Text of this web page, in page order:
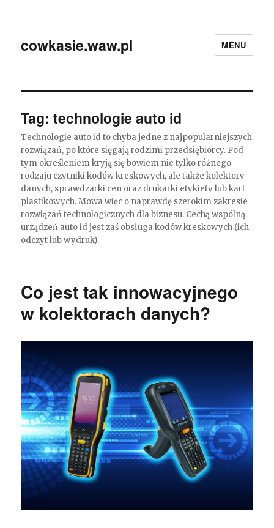
cowkasie.waw.pl MENU
Tag:technologie auto id
Technologie auto id to chyba jedne z najpopularniejszych
rozwiązań, po które sięgają rodzimi przedsiębiorcy. Pod
tym określeniem kryją się bowiem nie tylko różnego
rodzaju czytniki kodów kreskowych, ale także kolektory
danych, sprawdzarki cen oraz drukarki etykiety lub kart
plastikowych. Mowa więc o naprawdę szerokim zakresie
rozwiązań technologicznych dla biznesu. Cechą wspólną
urządzeń auto id jest zaś obsługa kodów kreskowych (ich
odczyt lub wydruk).
Co jest tak innowacyjnego
w kolektorach danych?